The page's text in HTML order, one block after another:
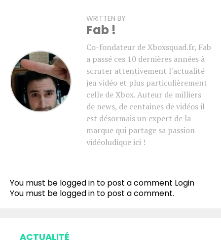
WRITTEN BY
Fab !
Co-fondateur de Xboxsquad.fr, Fab
a passé ces 10 dernières années à
scruter attentivement l'actualité
jeu vidéo et plus particulièrement
celle de Xbox. Auteur de milliers
de news, de centaines de vidéos il
est désormais un expert de la
marque qui partage sa passion
vidéoludique ici !
You must be logged in to post a comment Login
You must be logged in to post a comment.
ACTUALITÉ